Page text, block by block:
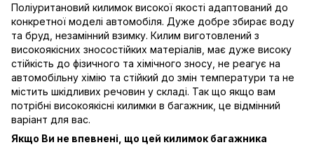
Поліуритановий килимок високої якості адаптований до
конкретної моделі автомобіля. Дуже добре збирає воду
та бруд, незамінний взимку. Килим виготовлений з
високоякісних зносостійких матеріалів, має дуже високу
стійкість до фізичного та хімічного зносу, не реагує на
автомобільну хімію та стійкий до змін температури та не
містить шкідливих речовин у складі. Так що якщо вам
потрібні високоякісні килимки в багажник, це відмінний
варіант для вас.
Якщо Ви не впевнені, що цей килимок багажника